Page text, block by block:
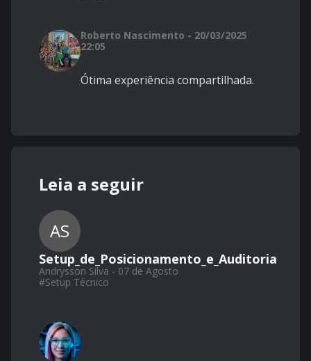
Roberto Nascimento - 20/03/2025
22:05
Ótima experiência compartilhada.
Leia a seguir
AS
Setup_de_Posicionamento_e_Auditoria
Andrysson Silva - 07 de Agosto
#Setup Técnico